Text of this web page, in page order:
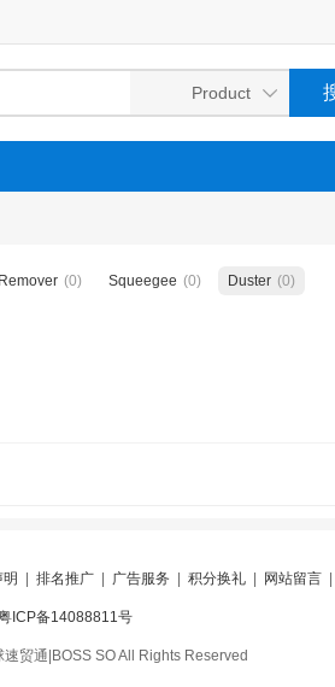
(0) Squeegee (0) Duster (0)
排名推广 广告服务 积分换礼 网站留言
ICP备14088811号
贸通|BOSS SO All Rights Reserved